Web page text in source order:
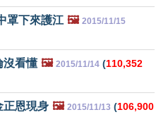
罩下來護江 🖼️ 2015/11/15
沒看懂 🖼️ 2015/11/14 (110,352
正恩現身 🖼️ 2015/11/13 (106,900